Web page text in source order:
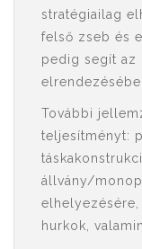
stratégiailag
felső zseb és
pedig segít az
További
teljesítményt:
állvány/
hurkok,